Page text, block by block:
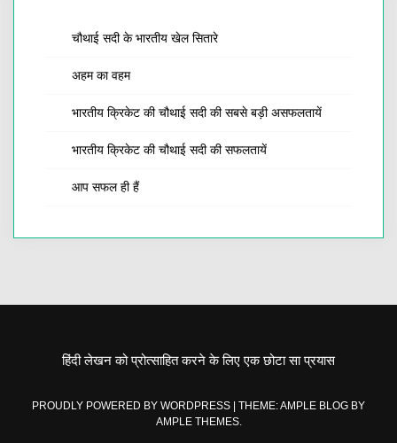
चौथाई सदी के भारतीय खेल सितारे
अहम का वहम
भारतीय क्रिकेट की चौथाई सदी की सबसे बड़ी असफलतायें
भारतीय क्रिकेट की चौथाई सदी की सफलतायें
आप सफल ही हैं
हिंदी लेखन को प्रोत्साहित करने के लिए एक छोटा सा प्रयास
PROUDLY POWERED BY WORDPRESS
THEME: AMPLE BLOG BY
AMPLE THEMES.